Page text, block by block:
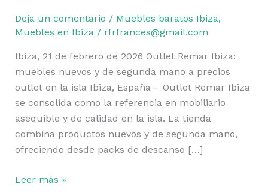
Deja un comentario / Muebles baratos Ibiza,
Muebles en Ibiza/ rfrfrances@gmail.com
Ibiza, 21 de febrero de 2026 Outlet Remar Ibiza:
muebles nuevos y de segunda mano a precios
outlet en la isla Ibiza, España – Outlet Remar Ibiza
se consolida como la referencia en mobiliario
asequible y de calidad en la isla. La tienda
combina productos nuevos y de segunda mano,
ofreciendo desde packs de descanso […]
Ibiza:
muebles
nuevos
y
de
segunda
mano
a
precios
en
Leer más »